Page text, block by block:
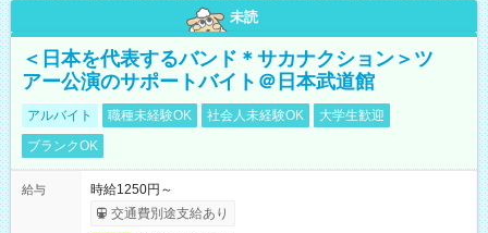
未読
＜日本を代表するバンド＊サカナクション＞ツ
アー公演のサポートバイト＠日本武道館
アルバイト 職種未経験OK 社会人未経験OK
大学生歓迎
ブランクOK
給与
時給1250円～
交通費別途支給あり